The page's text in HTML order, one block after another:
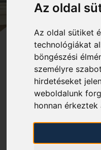
Az oldal
Az oldal sütiket
technológiákat
böngészési
személyre
hirdetéseket
weboldalunk
honnan
Állásajánlataink
Juttatásaink
Kiválasztási